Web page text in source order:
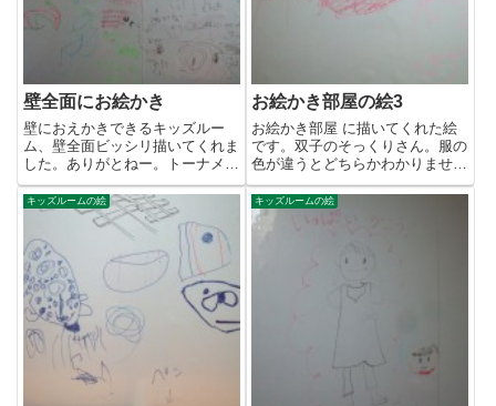
壁全面にお絵かき
壁におえかきできるキッズルー
ム、壁全面ビッシリ描いてくれま
した。ありがとねー。トーナメン
ト戦、なんの戦いか気にな
る･･･...
お絵かき部屋の絵3
お絵かき部屋 に描いてくれた絵
です。双子のそっくりさん。服の
色が違うとどちらかわかりません
でした。（T。T）ごめんよ~。...
キッズルームの絵 キッズルームの絵